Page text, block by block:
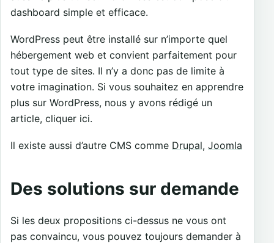
dashboard simple et efficace.
WordPress peut être installé sur n’importe quel
hébergement web et convient parfaitement pour
tout type de sites. Il n’y a donc pas de limite à
votre imagination. Si vous souhaitez en apprendre
plus sur WordPress, nous y avons rédigé un
article, cliquer ici.
Il existe aussi d’autre CMS comme Drupal, Joomla
Des solutions sur demande
Si les deux propositions ci-dessus ne vous ont
pas convaincu, vous pouvez toujours demander à